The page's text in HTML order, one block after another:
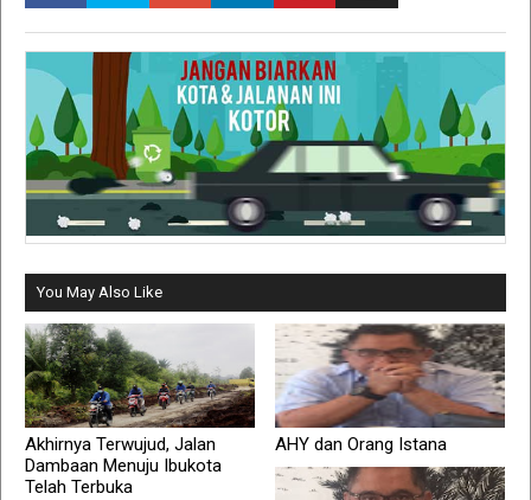
You May Also Like
Akhirnya Terwujud, Jalan
Dambaan Menuju Ibukota
Telah Terbuka
AHY dan Orang Istana